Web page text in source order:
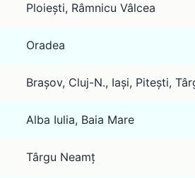
Ploiești, Râmnicu Vâlcea
Oradea
Brașov, Cluj-N., Iași, Pitești,
Alba Iulia, Baia Mare
Târgu Neamț